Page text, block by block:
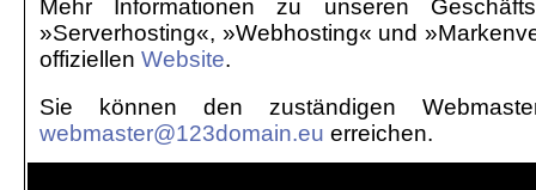
Mehr Informationen zu unseren
»Serverhosting«, »Webhosting« und
offiziellen Website.
Sie können den zuständigen
webmaster@123domain.eu erreichen.